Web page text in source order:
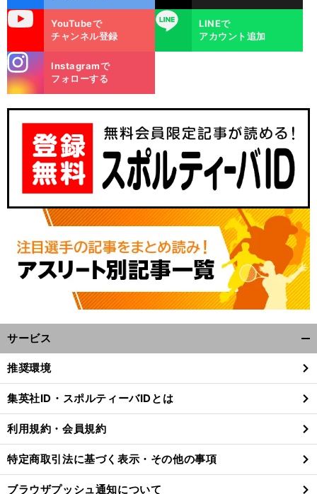
YouTubeで
チャンネル登録
LINE
LINEで
アカウント追加
m
Instagramで
フォローする
サービス
閉
る
推奨環境
集英社ID・スポルティーバIDとは
利用規約・会員規約
特定商取引法に基づく表示・その他の事項
ブラウザプッシュ通知について